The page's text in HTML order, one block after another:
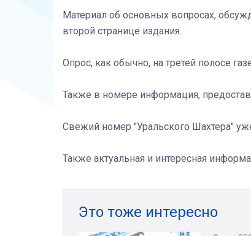
Материал об основных вопросах,
второй странице издания.
Опрос, как обычно, на третей полосе
Также в номере информация,
Свежий номер "Уральского Шахтера"
Также актуальная и интересная
Это тоже интересно